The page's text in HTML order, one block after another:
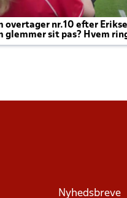
overtager nr.10 efter
glemmer sit pas? Hvem
altid til efter kampe?
Nyhedsbreve